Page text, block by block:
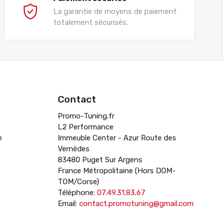
La garantie de moyens de paiement
totalement sécurisés.
Contact
Promo-Tuning.fr
L2 Performance
Immeuble Center - Azur Route des
Vernèdes
83480 Puget Sur Argens
France Métropolitaine (Hors DOM-
TOM/Corse)
Téléphone: 07.49.31.83.67
Email: contact.promotuning@gmail.com